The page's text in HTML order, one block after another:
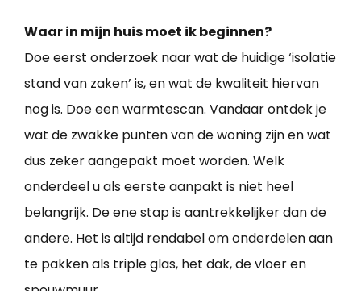
Waar in mijn huis moet ik beginnen?
Doe eerst onderzoek naar wat de huidige ‘isolatie
stand van zaken’ is, en wat de kwaliteit hiervan
nog is. Doe een warmtescan. Vandaar ontdek je
wat de zwakke punten van de woning zijn en wat
dus zeker aangepakt moet worden. Welk
onderdeel u als eerste aanpakt is niet heel
belangrijk. De ene stap is aantrekkelijker dan de
andere. Het is altijd rendabel om onderdelen aan
te pakken als triple glas, het dak, de vloer en